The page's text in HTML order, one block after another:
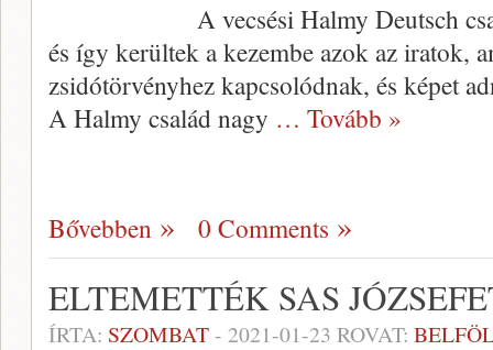
A vecsési Halmy Deutsch
és így kerültek a kezembe azok az iratok,
zsidótörvényhez kapcsolódnak, és képet
A Halmy család nagy … Tovább »
Bővebben 0 Comments
ELTEMETTÉK SAS
ÍRTA: SZOMBAT- 2021-01-23 ROVAT: